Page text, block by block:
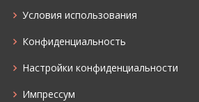
Условия использования
Конфиденциальность
Настройки конфиденциальности
Импрессум